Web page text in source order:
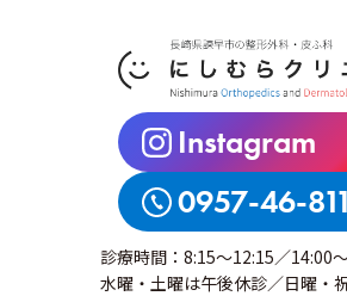
Instagram
0957-46-
診療時間：8:15～12:15／14:00
水曜・土曜は午後休診／日曜・